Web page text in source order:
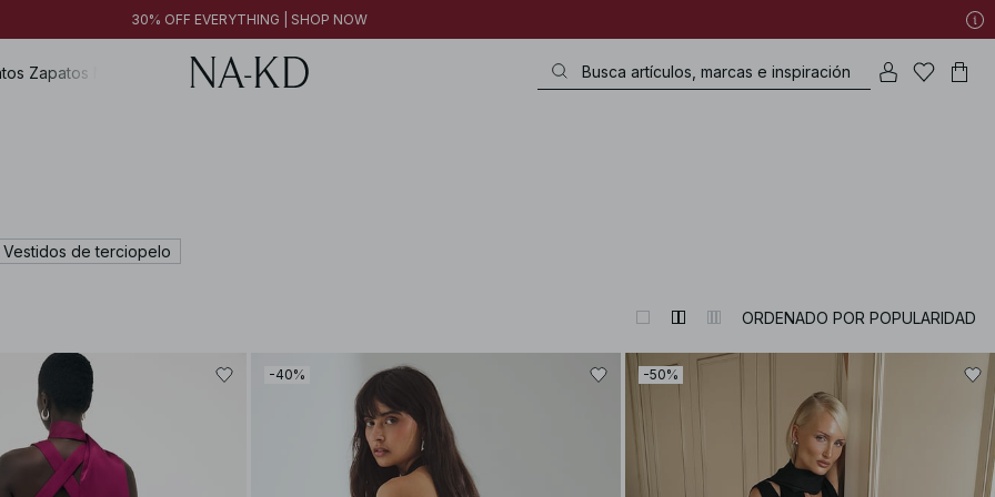
30% OFF EVERYTHING | SHOP NOW
FINAL SALE | SHOP NOW
30% OFF EVERYTHING | SHOP NOW
Zapatos
Vestidos de terciopelo
ORDENADO POR POPULARIDAD
-40% -50%